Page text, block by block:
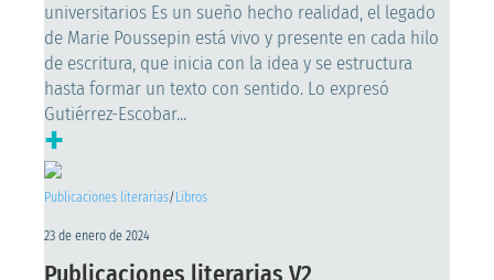
universitarios Es un sueño hecho realidad, el legado
de Marie Poussepin está vivo y presente en cada hilo
de escritura, que inicia con la idea y se estructura
hasta formar un texto con sentido. Lo expresó
Gutiérrez-Escobar...
+
Publicaciones literarias/ Libros
23 de enero de 2024
Publicaciones literarias V2